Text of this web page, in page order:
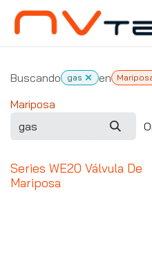
Ir al contenido
Buscando gas en
Mariposa
Series WE20 Válvula De
Mariposa